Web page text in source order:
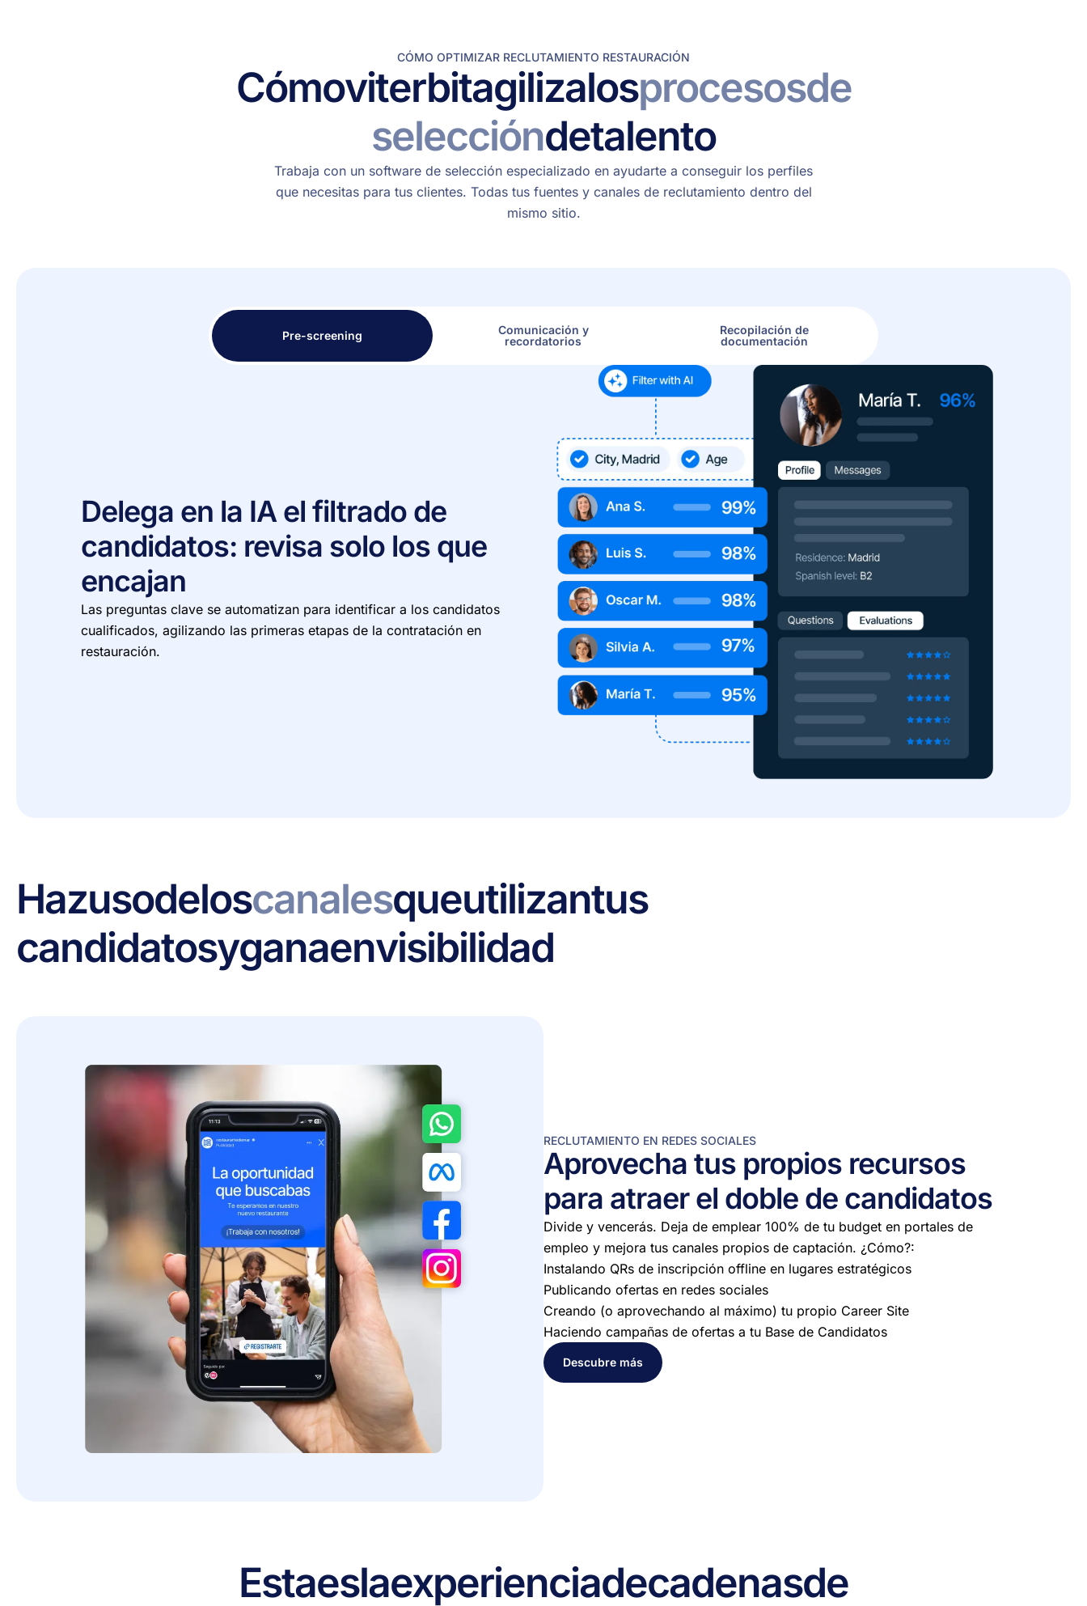
CÓMO OPTIMIZAR RECLUTAMIENTO RESTAURACIÓN
Cómoviterbitagilizalosprocesosde
seleccióndetalento
Trabaja con un software de selección especializado en ayudarte a conseguir los perfiles
que necesitas para tus clientes. Todas tus fuentes y canales de reclutamiento dentro del
mismo sitio.
Pre-screening
Comunicación y
recordatorios
Recopilación de
documentación
Delega en la IA el filtrado de
candidatos: revisa solo los que
encajan
Las preguntas clave se automatizan para identificar a los candidatos
cualificados, agilizando las primeras etapas de la contratación en
restauración.
Hazusodeloscanalesqueutilizantus
candidatosyganaenvisibilidad
RECLUTAMIENTO EN REDES SOCIALES
Aprovecha tus propios recursos
para atraer el doble de candidatos
Divide y vencerás. Deja de emplear 100% de tu budget en portales de
empleo y mejora tus canales propios de captación. ¿Cómo?:
Instalando QRs de inscripción offline en lugares estratégicos
Publicando ofertas en redes sociales
Creando (o aprovechando al máximo) tu propio Career Site
Haciendo campañas de ofertas a tu Base de Candidatos
Descubre más
Estaeslaexperienciadecadenasde